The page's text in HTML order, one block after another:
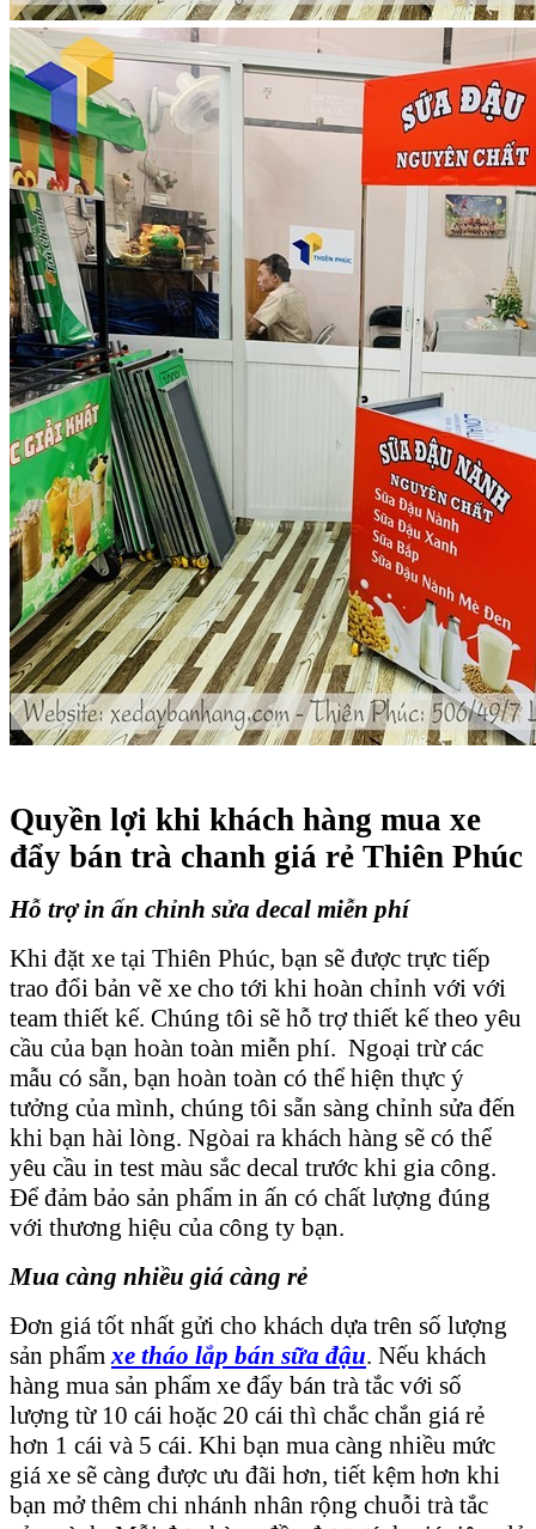
Quyền lợi khi khách hàng mua xe
đẩy bán trà chanh giá rẻ Thiên Phúc
Hỗ trợ in ấn chỉnh sửa decal miễn phí
Khi đặt xe tại Thiên Phúc, bạn sẽ được trực tiếp
trao đổi bản vẽ xe cho tới khi hoàn chỉnh với với
team thiết kế. Chúng tôi sẽ hỗ trợ thiết kế theo yêu
cầu của bạn hoàn toàn miễn phí. Ngoại trừ các
mẫu có sẵn, bạn hoàn toàn có thể hiện thực ý
tưởng của mình, chúng tôi sẵn sàng chỉnh sửa đến
khi bạn hài lòng. Ngòai ra khách hàng sẽ có thể
yêu cầu in test màu sắc decal trước khi gia công.
Để đảm bảo sản phẩm in ấn có chất lượng đúng
với thương hiệu của công ty bạn.
Mua càng nhiều giá càng rẻ
Đơn giá tốt nhất gửi cho khách dựa trên số lượng
sản phẩmxe tháo lắp bán sữa đậu. Nếu khách
hàng mua sản phẩm xe đẩy bán trà tắc với số
lượng từ 10 cái hoặc 20 cái thì chắc chắn giá rẻ
hơn 1 cái và 5 cái. Khi bạn mua càng nhiều mức
giá xe sẽ càng được ưu đãi hơn, tiết kệm hơn khi
bạn mở thêm chi nhánh nhân rộng chuỗi trà tắc